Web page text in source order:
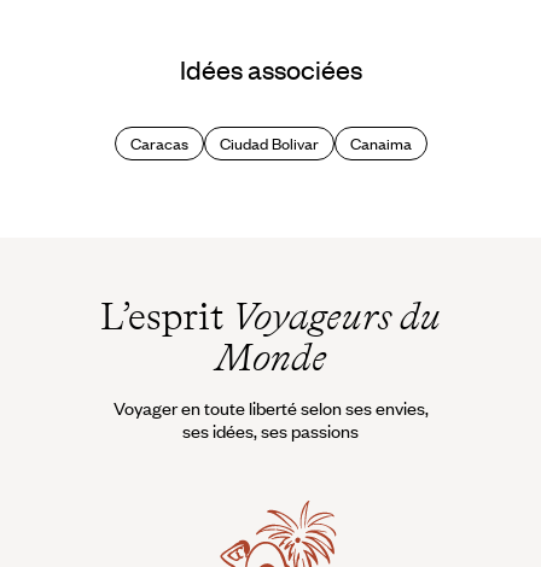
A la découverte du Venezuela
Idées associées
Caracas Ciudad Bolivar Canaima
L’esprit Voyageurs du
Monde
Voyager en toute liberté selon ses envies,
ses idées, ses passions